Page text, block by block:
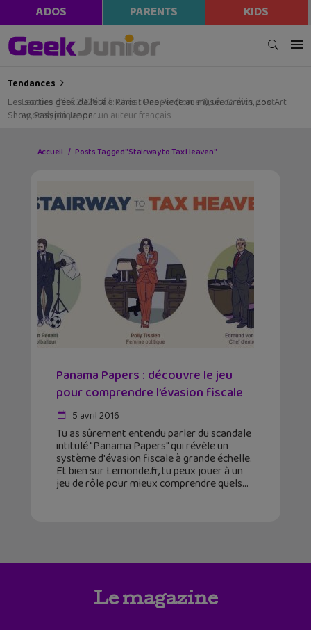
ADOS PARENTS KIDS
Tendances
Les sorties geek de l’été à Paris : One Piece au musée Grévin, Zoo Art
Show, Passion Japon…
Accueil Posts Tagged "Stairway to Tax Heaven"
Panama Papers : découvre le jeu
pour comprendre l’évasion fiscale
5 avril 2016
Tu as sûrement entendu parler du scandale
intitulé "Panama Papers" qui révèle un
système d'évasion fiscale à grande échelle.
Et bien sur Lemonde.fr, tu peux jouer à un
jeu de rôle pour mieux comprendre quels
Le magazine